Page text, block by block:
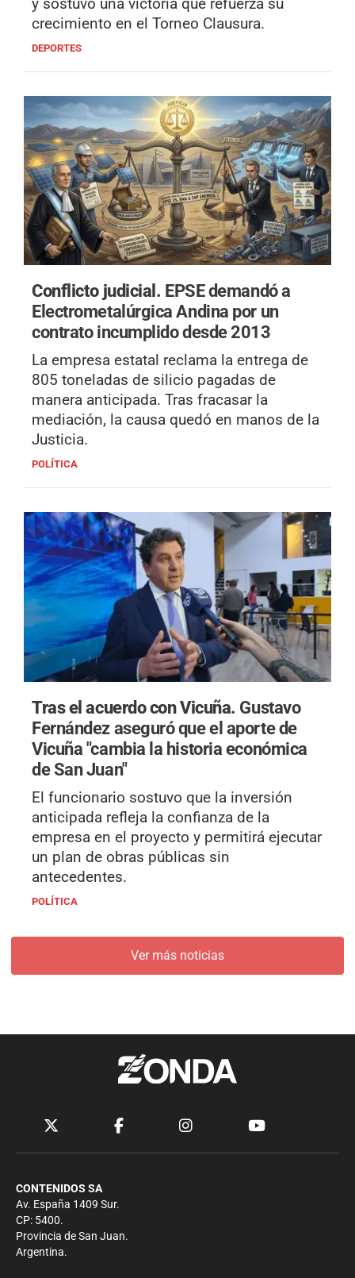
crecimiento en el Torneo Clausura.
DEPORTES
Conflicto judicial. EPSE demandó a
Electrometalúrgica Andina por un
contrato incumplido desde 2013
La empresa estatal reclama la entrega de
805 toneladas de silicio pagadas de
manera anticipada. Tras fracasar la
mediación, la causa quedó en manos de la
Justicia.
POLÍTICA
Tras el acuerdo con Vicuña. Gustavo
Fernández aseguró que el aporte de
Vicuña "cambia la historia económica
de San Juan"
El funcionario sostuvo que la inversión
anticipada refleja la confianza de la
empresa en el proyecto y permitirá ejecutar
un plan de obras públicas sin
antecedentes.
POLÍTICA
Ver más noticias
CONTENIDOS SA
Av. España 1409 Sur.
CP: 5400.
Provincia de San Juan.
Argentina.